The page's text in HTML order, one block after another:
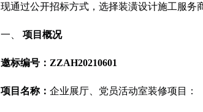
现通过公开招标方式，选择装潢设计施工服务
一、 项目概况
邀标编号：ZZAH20210601
项目名称： 企业展厅、党员活动室装修项目 ：